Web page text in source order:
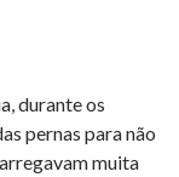
durante os
pernas para não
muita